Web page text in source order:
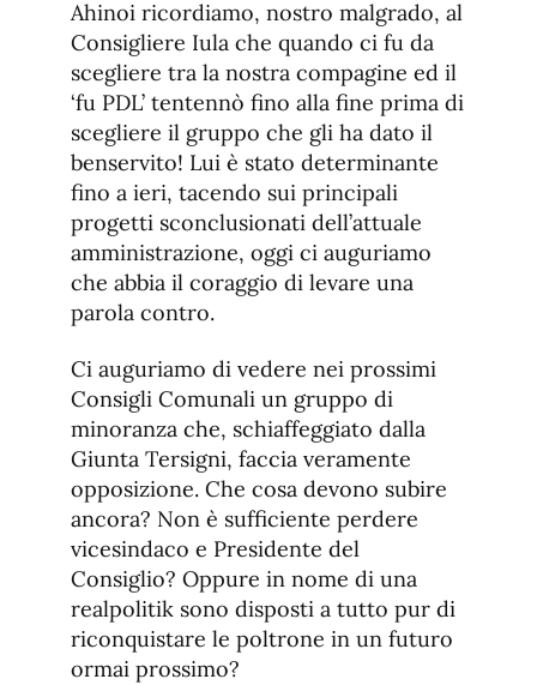
Ahinoi ricordiamo, nostro malgrado, al
Consigliere Iula che quando ci fu da
scegliere tra la nostra compagine ed il
‘fu PDL’ tentennò fino alla fine prima di
scegliere il gruppo che gli ha dato il
benservito! Lui è stato determinante
fino a ieri, tacendo sui principali
progetti sconclusionati dell’attuale
amministrazione, oggi ci auguriamo
che abbia il coraggio di levare una
parola contro.
Ci auguriamo di vedere nei prossimi
Consigli Comunali un gruppo di
minoranza che, schiaffeggiato dalla
Giunta Tersigni, faccia veramente
opposizione. Che cosa devono subire
ancora? Non è sufficiente perdere
vicesindaco e Presidente del
Consiglio? Oppure in nome di una
realpolitik sono disposti a tutto pur di
riconquistare le poltrone in un futuro
ormai prossimo?